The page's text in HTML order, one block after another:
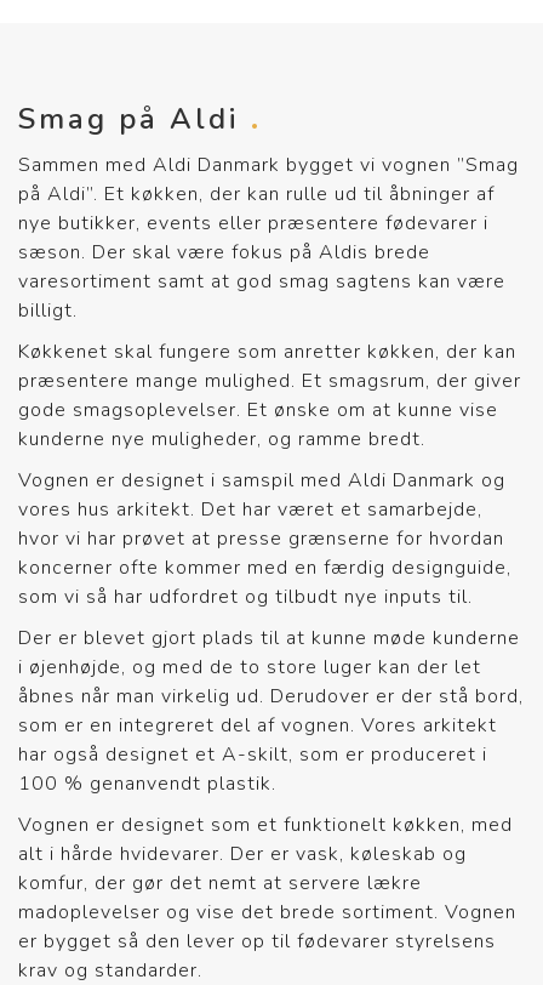
Smag på Aldi
Sammen med Aldi Danmark bygget vi vognen ”Smag
på Aldi”. Et køkken, der kan rulle ud til åbninger af
nye butikker, events eller præsentere fødevarer i
sæson. Der skal være fokus på Aldis brede
varesortiment samt at god smag sagtens kan være
billigt.
Køkkenet skal fungere som anretter køkken, der kan
præsentere mange mulighed. Et smagsrum, der giver
gode smagsoplevelser. Et ønske om at kunne vise
kunderne nye muligheder, og ramme bredt.
Vognen er designet i samspil med Aldi Danmark og
vores hus arkitekt. Det har været et samarbejde,
hvor vi har prøvet at presse grænserne for hvordan
koncerner ofte kommer med en færdig designguide,
som vi så har udfordret og tilbudt nye inputs til.
Der er blevet gjort plads til at kunne møde kunderne
i øjenhøjde, og med de to store luger kan der let
åbnes når man virkelig ud. Derudover er der stå bord,
som er en integreret del af vognen. Vores arkitekt
har også designet et A-skilt, som er produceret i
100 % genanvendt plastik.
Vognen er designet som et funktionelt køkken, med
alt i hårde hvidevarer. Der er vask, køleskab og
komfur, der gør det nemt at servere lækre
madoplevelser og vise det brede sortiment. Vognen
er bygget så den lever op til fødevarer styrelsens
krav og standarder.